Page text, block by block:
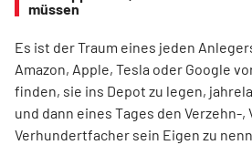
müssen
Es ist der Traum eines jeden
Amazon, Apple, Tesla oder Google
finden, sie ins Depot zu legen,
und dann eines Tages den Verzehn-,
Verhundertfacher sein Eigen zu